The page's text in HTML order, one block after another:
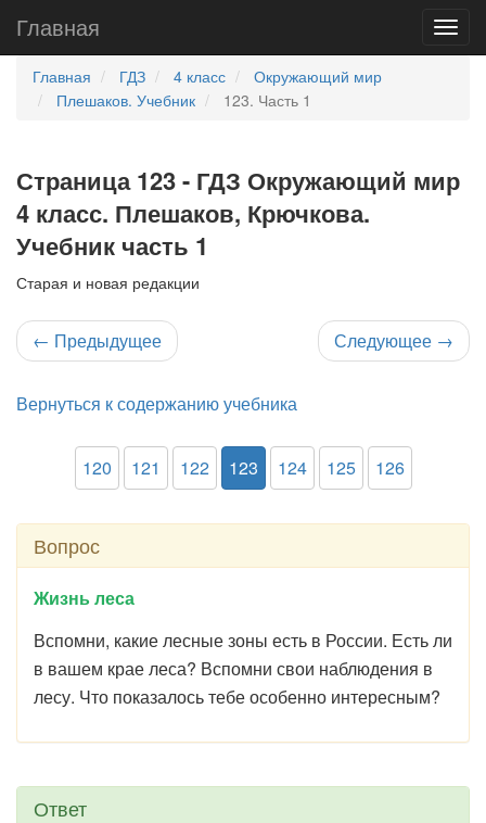
Главная
Главная ГДЗ 4 класс
Окружающий мир
Плешаков. Учебник
123. Часть 1
Страница 123 - ГДЗ Окружающий мир
4 класс. Плешаков, Крючкова.
Учебник часть 1
Старая и новая редакции
← Предыдущее Следующее →
Вернуться к содержанию учебника
120 121 122 123 124 125 126
Вопрос
Жизнь леса
Вспомни, какие лесные зоны есть в России. Есть ли
в вашем крае леса? Вспомни свои наблюдения в
лесу. Что показалось тебе особенно интересным?
Ответ